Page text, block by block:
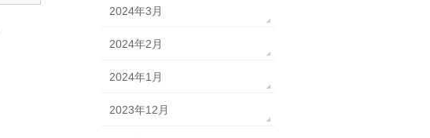
2024年3月
2024年2月
2024年1月
2023年12月